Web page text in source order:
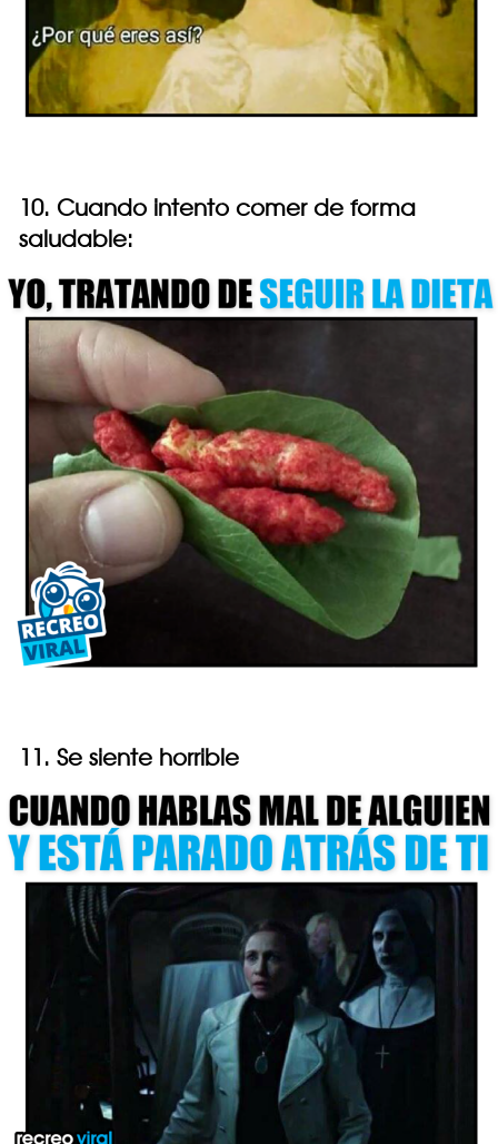
10. Cuando intento comer de forma
saludable:
11. Se siente horrible